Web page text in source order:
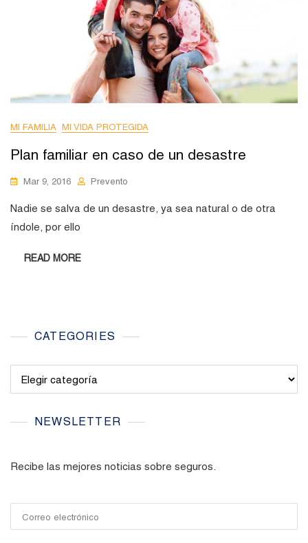
MI FAMILIA MI VIDA PROTEGIDA
Plan familiar en caso de un desastre
Mar 9, 2016 Prevento
Nadie se salva de un desastre, ya sea natural o de otra
índole, por ello
READ MORE
CATEGORIES
NEWSLETTER
Recibe las mejores noticias sobre seguros.